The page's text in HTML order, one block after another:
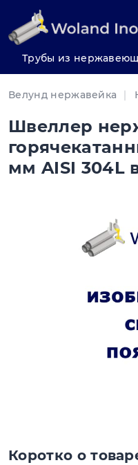
Трубы из
Велунд нержавейка
Швеллер
мм AISI 304L
Коротко о